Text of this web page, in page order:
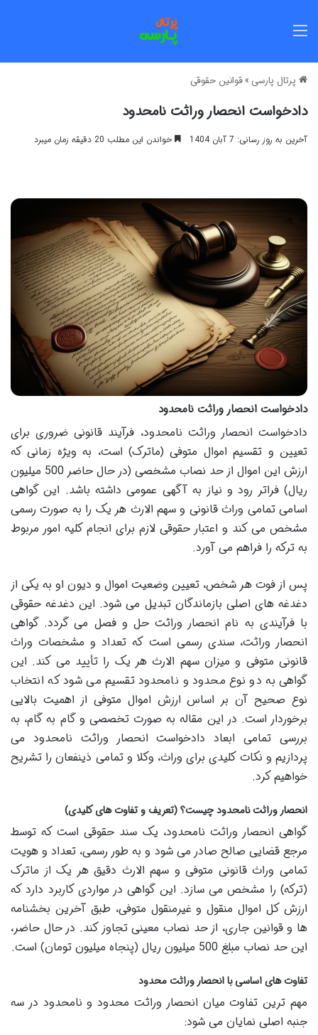
پرتال پارسی »قوانین حقوقی
دادخواست انحصار وراثت نامحدود
آخرین به روز رسانی: 7 آبان 1404 خواندن این مطلب 20 دقیقه زمان میبرد
دادخواست انحصار وراثت نامحدود
دادخواست انحصار وراثت نامحدود، فرآیند قانونی ضروری برای
تعیین و تقسیم اموال متوفی (ماترک) است، به ویژه زمانی که
ارزش این اموال از حد نصاب مشخصی (در حال حاضر 500 میلیون
ریال) فراتر رود و نیاز به آگهی عمومی داشته باشد. این گواهی
اسامی تمامی وراث قانونی و سهم الارث هر یک را به صورت رسمی
مشخص می کند و اعتبار حقوقی لازم برای انجام کلیه امور مربوط
به ترکه را فراهم می آورد.
پس از فوت هر شخص، تعیین وضعیت اموال و دیون او به یکی از
دغدغه های اصلی بازماندگان تبدیل می شود. این دغدغه حقوقی
با فرآیندی به نام انحصار وراثت حل و فصل می گردد. گواهی
انحصار وراثت، سندی رسمی است که تعداد و مشخصات وراث
قانونی متوفی و میزان سهم الارث هر یک را تأیید می کند. این
گواهی به دو نوع محدود و نامحدود تقسیم می شود که انتخاب
نوع صحیح آن بر اساس ارزش اموال متوفی از اهمیت بالایی
برخوردار است. در این مقاله به صورت تخصصی و گام به گام، به
بررسی تمامی ابعاد دادخواست انحصار وراثت نامحدود می
پردازیم و نکات کلیدی برای وراث، وکلا و تمامی ذینفعان را تشریح
خواهیم کرد.
انحصار وراثت نامحدود چیست؟ (تعریف و تفاوت های کلیدی)
گواهی انحصار وراثت نامحدود، یک سند حقوقی است که توسط
مرجع قضایی صالح صادر می شود و به طور رسمی، تعداد و هویت
تمامی وراث قانونی متوفی و سهم الارث دقیق هر یک از ماترک
(ترکه) را مشخص می سازد. این گواهی در مواردی کاربرد دارد که
ارزش کل اموال منقول و غیرمنقول متوفی، طبق آخرین بخشنامه
ها و قوانین جاری، از حد نصاب معینی تجاوز کند. در حال حاضر،
این حد نصاب مبلغ 500 میلیون ریال (پنجاه میلیون تومان) است.
تفاوت های اساسی با انحصار وراثت محدود
مهم ترین تفاوت میان انحصار وراثت محدود و نامحدود در سه
جنبه اصلی نمایان می شود: